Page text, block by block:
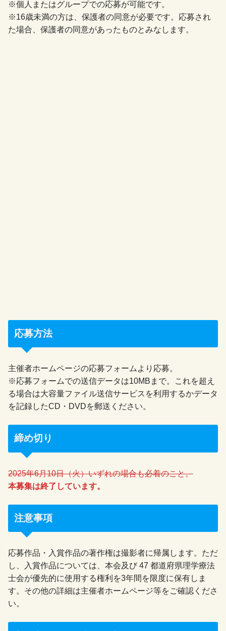
※個人またはグループでの応募が可能です。
※16歳未満の方は、保護者の同意が必要です。応募され
た場合、保護者の同意があったものとみなします。
応募方法
主催者ホームページの応募フォームより応募。
※応募フォームでの送信データは10MBまで。これを超え
る場合は大容量ファイル送信サービスを利用するかデータ
を記録したCD・DVDを郵送ください。
締め切り
2025年6月10日（火）いずれの場合も必着のこと。
本募集は終了しています。
注意事項
応募作品・入賞作品の著作権は撮影者に帰属します。ただ
し、入賞作品については、本会及び 47 都道府県理学療法
士会が優先的に使用する権利を3年間を限度に保有しま
す。その他の詳細は主催者ホームページ等をご確認くださ
い。